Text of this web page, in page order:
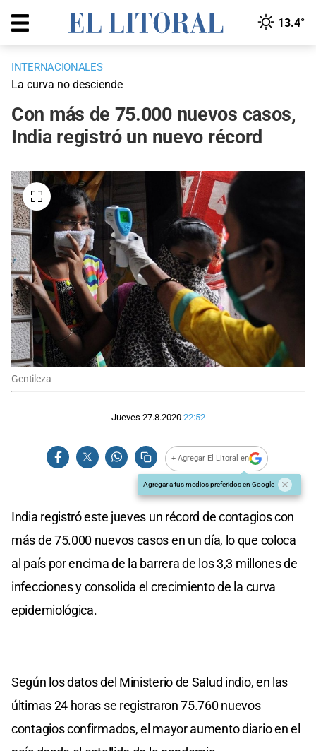
13.4°
INTERNACIONALES
La curva no desciende
Con más de 75.000 nuevos casos,
India registró un nuevo récord
Gentileza
Jueves 27.8.2020 22:52
+ Agregar El Litoral en
Agregar a tus medios preferidos en Google
India registró este jueves un récord de contagios con
más de 75.000 nuevos casos en un día, lo que coloca
al país por encima de la barrera de los 3,3 millones de
infecciones y consolida el crecimiento de la curva
epidemiológica.
Según los datos del Ministerio de Salud indio, en las
últimas 24 horas se registraron 75.760 nuevos
contagios confirmados, el mayor aumento diario en el